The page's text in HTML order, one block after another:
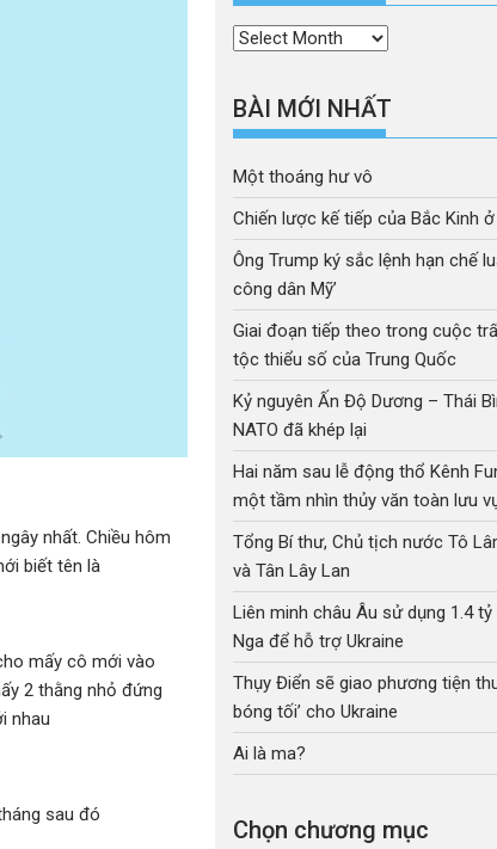
nhất. Chiều hôm
biết tên là
mấy cô mới vào
2 thằng nhỏ đứng
nhau
sau đó
Thời
BÀI MỚI NHẤT
Một thoáng hư vô
Chiến lược kế tiếp của Bắc Kinh
Ông Trump ký sắc lệnh hạn chế
công dân Mỹ’
Giai đoạn tiếp theo trong cuộc
tộc thiểu số của Trung Quốc
Kỷ nguyên Ấn Độ Dương – Thái
NATO đã khép lại
Hai năm sau lễ động thổ Kênh
một tầm nhìn thủy văn toàn lưu
Tổng Bí thư, Chủ tịch nước Tô
và Tân Lây Lan
Liên minh châu Âu sử dụng 1.4
Nga để hỗ trợ Ukraine
Thụy Điển sẽ giao phương tiện
bóng tối’ cho Ukraine
Ai là ma?
Chọn chương mục